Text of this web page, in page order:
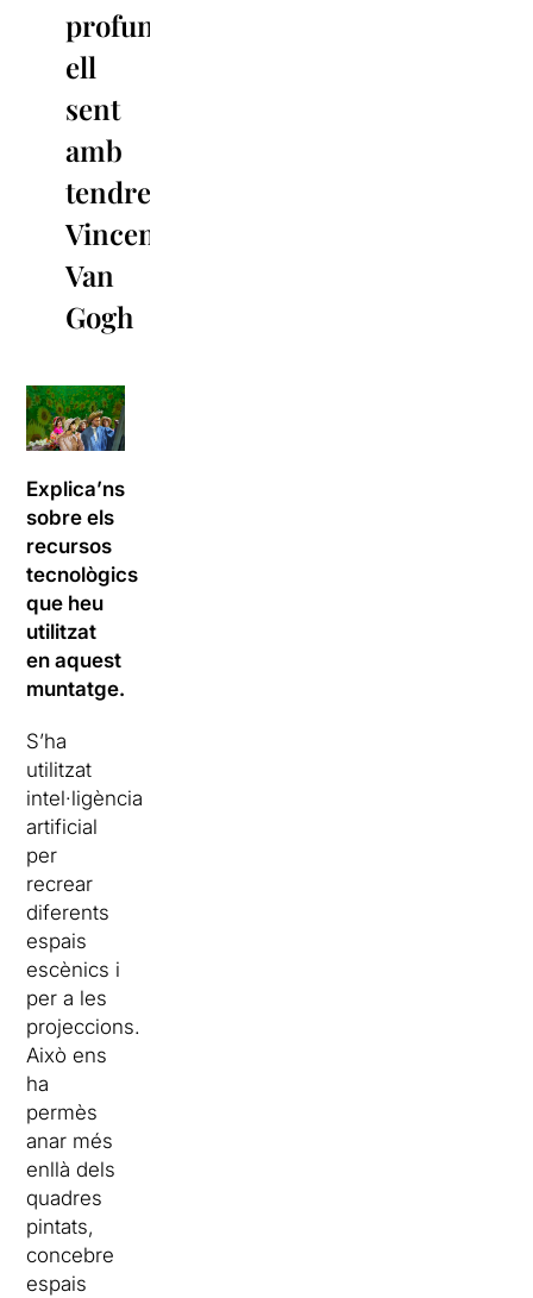
profundament,
ell
sent
amb
tendresa’»
Vincent
Van
Gogh
Explica’ns
sobre els
recursos
tecnològics
que heu
utilitzat
en aquest
muntatge.
S’ha
utilitzat
intel·ligència
artificial
per
recrear
diferents
espais
escènics i
per a les
projeccions.
Això ens
ha
permès
anar més
enllà dels
quadres
pintats,
concebre
espais